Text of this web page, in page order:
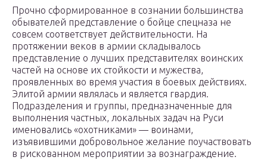
Прочно сформированное в сознании большинства
обывателей представление о бойце спецназа не
совсем соответствует действительности. На
протяжении веков в армии складывалось
представление о лучших представителях воинских
частей на основе их стойкости и мужества,
проявленных во время участия в боевых действиях.
Элитой армии являлась и является гвардия.
Подразделения и группы, предназначенные для
выполнения частных, локальных задач на Руси
именовались «охотниками» — воинами,
изъявившими добровольное желание поучаствовать
в рискованном мероприятии за вознаграждение.